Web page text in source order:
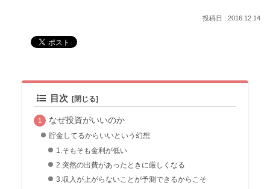
2016.12.14
目次
なぜ投資がいいのか
貯金してるからいいという幻想
1.そもそも金利が低い
2.突然の出費があったときに厳しくなる
3.収入が上がらないことが予測できるからこそ